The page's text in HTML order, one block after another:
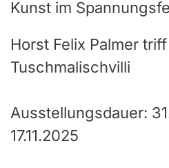
Kunst im
Horst Felix Palmer
Tuschmalischvilli
Ausstellungsdauer:
17.11.2025